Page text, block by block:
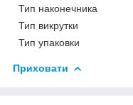
Тип наконечника
Тип викрутки
Тип упаковки
Приховати